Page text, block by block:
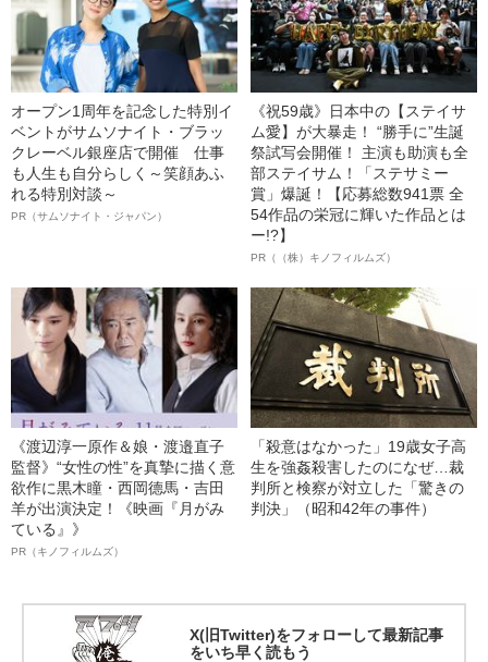
オープン1周年を記念した特別イ
ベントがサムソナイト・ブラッ
クレーベル銀座店で開催 仕事
も人生も自分らしく～笑顔あふ
れる特別対談～
PR（サムソナイト・ジャパン）
《祝59歳》日本中の【ステイサ
ム愛】が大暴走！ “勝手に”生誕
祭試写会開催！ 主演も助演も全
部ステイサム！「ステサミー
賞」爆誕！【応募総数941票 全
54作品の栄冠に輝いた作品とは
ー!?】
PR（（株）キノフィルムズ）
《渡辺淳一原作＆娘・渡邉直子
監督》“女性の性”を真摯に描く意
欲作に黒木瞳・西岡德馬・吉田
羊が出演決定！《映画『月がみ
ている』》
PR（キノフィルムズ）
「殺意はなかった」19歳女子高
生を強姦殺害したのになぜ…裁
判所と検察が対立した「驚きの
判決」（昭和42年の事件）
X(旧Twitter)をフォローして最新記事
をいち早く読もう